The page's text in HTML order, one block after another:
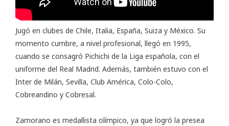
Jugó en clubes de Chile, Italia, España, Suiza y México. Su
momento cumbre, a nivel profesional, llegó en 1995,
cuando se consagró Pichichi de la Liga española, con el
uniforme del Real Madrid. Además, también estuvo con el
Inter de Milán, Sevilla, Club América, Colo-Colo,
Cobreandino y Cobresal.
Zamorano es medallista olímpico, ya que logró la presea